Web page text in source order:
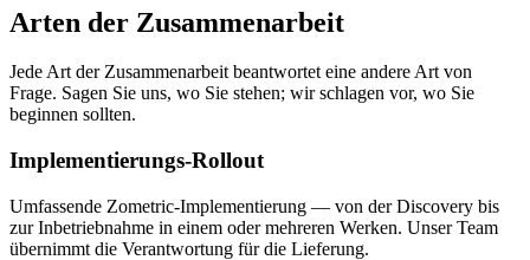
Arten der Zusammenarbeit
Jede Art der Zusammenarbeit beantwortet eine andere Art von
Frage. Sagen Sie uns, wo Sie stehen; wir schlagen vor, wo Sie
beginnen sollten.
Implementierungs-Rollout
Umfassende Zometric-Implementierung — von der Discovery bis
zur Inbetriebnahme in einem oder mehreren Werken. Unser Team
übernimmt die Verantwortung für die Lieferung.